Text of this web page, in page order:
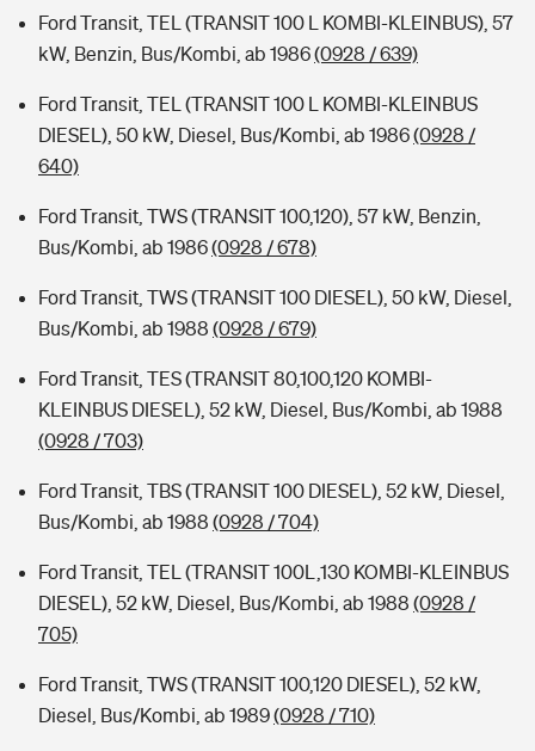
Ford Transit, TEL (TRANSIT 100 L KOMBI-KLEINBUS), 57
kW, Benzin, Bus/Kombi, ab 1986(0928 / 639)
Ford Transit, TEL (TRANSIT 100 L KOMBI-KLEINBUS
DIESEL), 50 kW, Diesel, Bus/Kombi, ab 1986(0928 /
640)
Ford Transit, TWS (TRANSIT 100,120), 57 kW, Benzin,
Bus/Kombi, ab 1986(0928 / 678)
Ford Transit, TWS (TRANSIT 100 DIESEL), 50 kW, Diesel,
Bus/Kombi, ab 1988 (0928 / 679)
Ford Transit, TES (TRANSIT 80,100,120 KOMBI-
KLEINBUS DIESEL), 52 kW, Diesel, Bus/Kombi, ab 1988
(0928 / 703)
Ford Transit, TBS (TRANSIT 100 DIESEL), 52 kW, Diesel,
Bus/Kombi, ab 1988 (0928 / 704)
Ford Transit, TEL (TRANSIT 100L,130 KOMBI-KLEINBUS
DIESEL), 52 kW, Diesel, Bus/Kombi, ab 1988 (0928 /
705)
Ford Transit, TWS (TRANSIT 100,120 DIESEL), 52 kW,
Diesel, Bus/Kombi, ab 1989(0928 / 710)